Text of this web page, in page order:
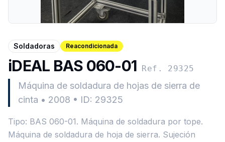
Soldadoras Reacondicionada
iDEAL BAS 060-01 Ref. 29325
Máquina de soldadura de hojas de sierra de
cinta • 2008 • ID: 29325
Tipo: BAS 060-01. Máquina de soldadura por tope.
Máquina de soldadura de hoja de sierra. Sujeción